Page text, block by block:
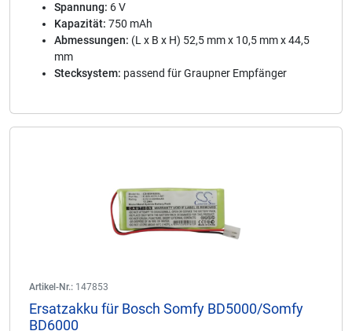
Spannung: 6 V
Kapazität: 750 mAh
Abmessungen: (L x B x H) 52,5 mm x 10,5 mm x 44,5
mm
Stecksystem: passend für Graupner Empfänger
Artikel-Nr.: 147853
Ersatzakku für Bosch Somfy BD5000/Somfy
BD6000